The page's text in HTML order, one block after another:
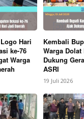
SUBSCRIBE NOW
Hari
ke-76
Warga
Kembali
Warga Dolat
Dukung
ASRI
19 Juli 2026